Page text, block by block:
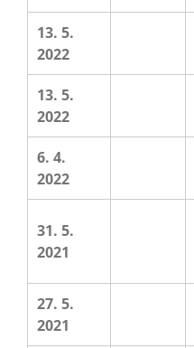
13. 5.
2022
13. 5.
2022
6. 4.
2022
31. 5.
2021
27. 5.
2021